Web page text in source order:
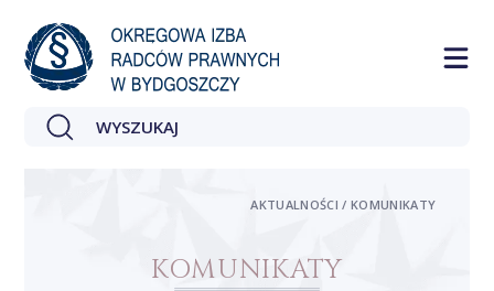
KOMUNIKATY
AKTUALNOŚCI / KOMUNIKATY